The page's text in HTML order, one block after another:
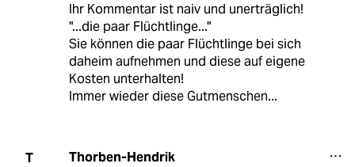
Ihr Kommentar ist naiv und unerträglich!
"...die paar Flüchtlinge..."
Sie können die paar Flüchtlinge bei sich
daheim aufnehmen und diese auf eigene
Kosten unterhalten!
Immer wieder diese Gutmenschen...
T Thorben-Hendrik